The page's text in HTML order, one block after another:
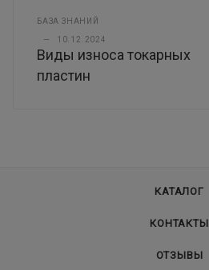
БАЗА ЗНАНИЙ
— 10.12.2024
Виды износа токарных
пластин
КАТАЛОГ
КОНТАКТЫ
ОТЗЫВЫ